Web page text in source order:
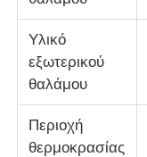
Υλικό
εξωτερικού
θαλάμου
Περιοχή
θερμοκρασίας